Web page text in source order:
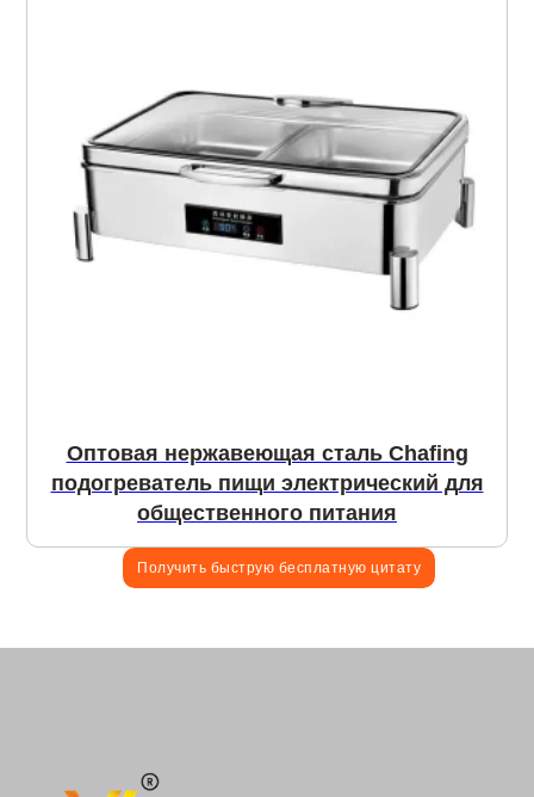
Оптовая нержавеющая сталь Chafing
подогреватель пищи электрический для
общественного питания
Получить быструю бесплатную цитату